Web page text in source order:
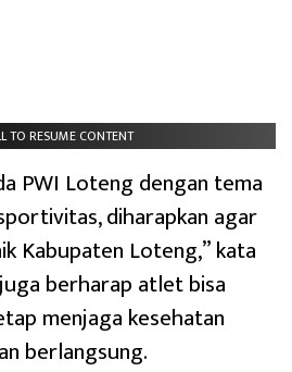
TO RESUME CONTENT
PWI Loteng dengan tema
diharapkan agar
Kabupaten Loteng,” kata
berharap atlet bisa
menjaga kesehatan
berlangsung.